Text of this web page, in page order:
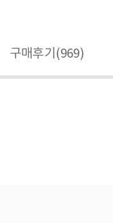
구매후기(969)